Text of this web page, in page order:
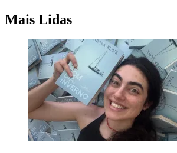
Mais Lidas